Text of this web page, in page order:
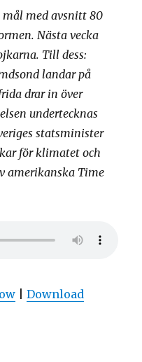
mål med avsnitt 80
Nästa vecka
Till dess:
landar på
drar in över
undertecknas
statsminister
för klimatet och
amerikanska Time
|Download